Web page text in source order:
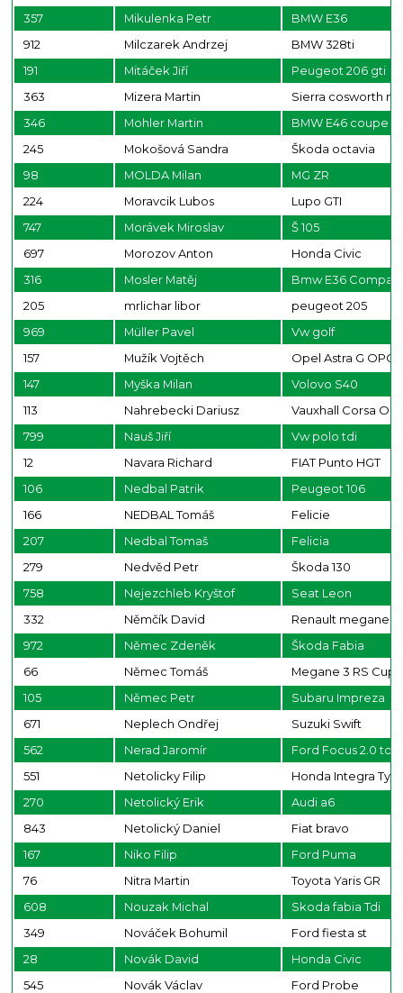
357
Mikulenka Petr
BMW E36
912
Milczarek Andrzej
BMW 328ti
191
Mitáček Jiří
Peugeot 206 gti
363
Mizera Martin
Sierra cosworth
346
Mohler Martin
BMW E46 coupe
245
Mokošová Sandra
Škoda octavia
98
MOLDA Milan
MG ZR
224
Moravcik Lubos
Lupo GTI
747
Morávek Miroslav
Š 105
697
Morozov Anton
Honda Civic
316
Mosler Matěj
Bmw E36
205
mrlichar libor
peugeot 205
969
Müller Pavel
Vw golf
157
Mužík Vojtěch
Opel Astra G OPC
147
Myška Milan
Volovo S40
113
Nahrebecki Dariusz
Vauxhall Corsa
799
Nauš Jiří
Vw polo tdi
12
Navara Richard
FIAT Punto HGT
106
Nedbal Patrik
Peugeot 106
166
NEDBAL Tomáš
Felicie
207
Nedbal Tomaš
Felicia
279
Nedvěd Petr
Škoda 130
758
Nejezchleb Kryštof
Seat Leon
332
Němčík David
Renault megane rs
972
Němec Zdeněk
Škoda Fabia
66
Němec Tomáš
Megane 3 RS Cup
105
Němec Petr
Subaru Impreza
671
Neplech Ondřej
Suzuki Swift
562
Nerad Jaromír
Ford Focus 2.0 tdci
551
Netolicky Filip
Honda Integra
270
Netolický Erik
Audi a6
843
Netolický Daniel
Fiat bravo
167
Niko Filip
Ford Puma
76
Nitra Martin
Toyota Yaris GR
608
Nouzak Michal
Skoda fabia Tdi
349
Nováček Bohumil
Ford fiesta st
28
Novák David
Honda Civic
545
Novák Václav
Ford Probe